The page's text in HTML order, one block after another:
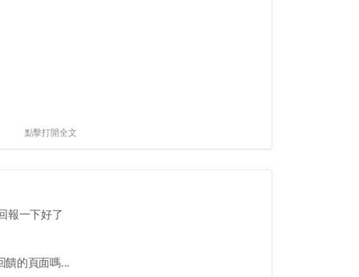
點擊打開全文
報一下好了
饋的頁面嗎...